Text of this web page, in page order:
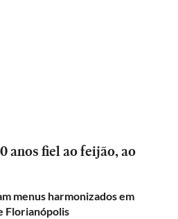
anos fiel ao feijão, ao
menus harmonizados em
Florianópolis